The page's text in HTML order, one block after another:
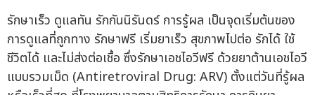
รักษาเร็ว ดูแลทัน รักกันนิรันดร์ การรู้ผล เป็นจุดเริ่มต้นของ
การดูแลที่ถูกทาง รักษาฟรี เริ่มยาเร็ว สุขภาพไปต่อ รักได้ ใช้
ชีวิตได้ และไม่ส่งต่อเชื้อ ซึ่งรักษาเอชไอวีฟรี ด้วยยาต้านเอชไอวี
แบบรวมเม็ด (Antiretroviral Drug: ARV) ตั้งแต่วันที่รู้ผล